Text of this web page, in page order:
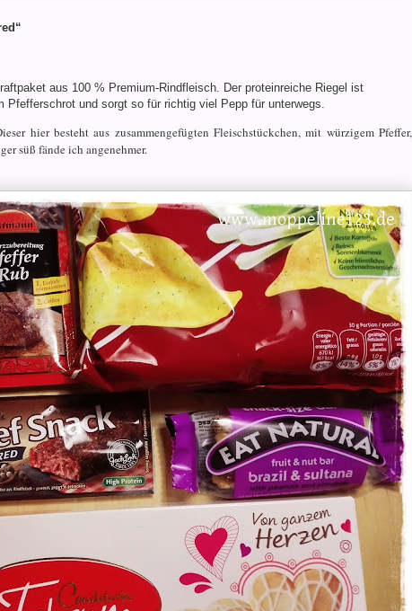
aus 100 % Premium-Rindfleisch. Der proteinreiche Riegel ist
Pfefferschrot und sorgt so für richtig viel Pepp für unterwegs.
hier besteht aus zusammengefügten Fleischstückchen, mit würzigem Pfeffer,
süß fände ich angenehmer.